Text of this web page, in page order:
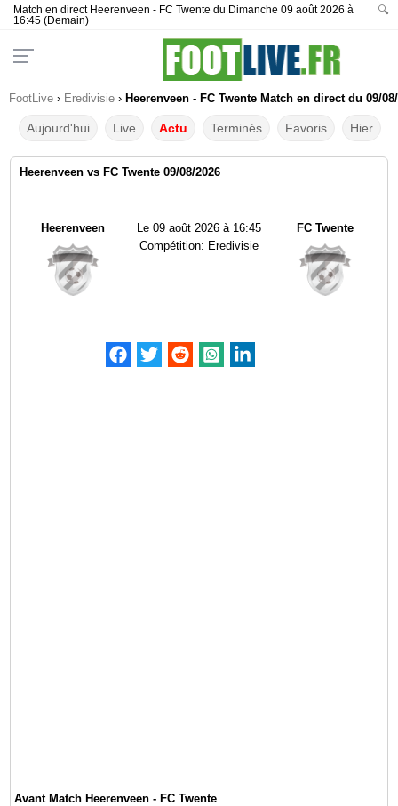
Match en direct Heerenveen - FC Twente du Dimanche 09 août 2026 à
16:45 (Demain)
🔍
FootLive › Eredivisie › Heerenveen - FC Twente Match en direct du 09/
Aujourd'hui Live Actu Terminés Favoris Hier
Heerenveen vs FC Twente 09/08/2026
Heerenveen Le 09 août 2026 à 16:45
Compétition: Eredivisie
FC Twente
Avant Match Heerenveen - FC Twente